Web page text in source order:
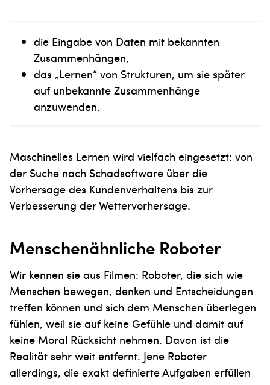
die Eingabe von Daten mit bekannten
Zusammenhängen,
das „Lernen“ von Strukturen, um sie später
auf unbekannte Zusammenhänge
anzuwenden.
Maschinelles Lernen wird vielfach eingesetzt: von
der Suche nach Schadsoftware über die
Vorhersage des Kundenverhaltens bis zur
Verbesserung der Wettervorhersage.
Menschenähnliche Roboter
Wir kennen sie aus Filmen: Roboter, die sich wie
Menschen bewegen, denken und Entscheidungen
treffen können und sich dem Menschen überlegen
fühlen, weil sie auf keine Gefühle und damit auf
keine Moral Rücksicht nehmen. Davon ist die
Realität sehr weit entfernt. Jene Roboter
allerdings, die exakt definierte Aufgaben erfüllen